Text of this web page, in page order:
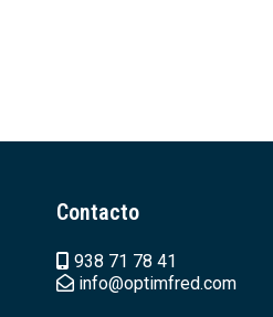
Contacto
938 71 78 41
info@optimfred.com